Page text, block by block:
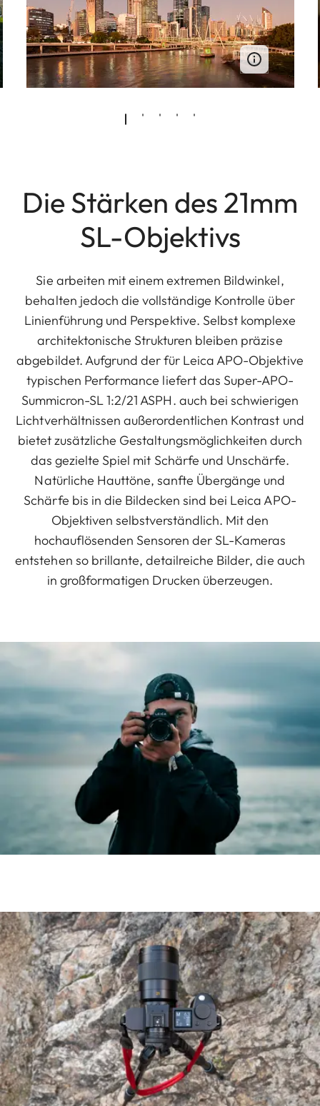
Die Stärken des 21mm
SL-Objektivs
Sie arbeiten mit einem extremen Bildwinkel,
behalten jedoch die vollständige Kontrolle über
Linienführung und Perspektive. Selbst komplexe
architektonische Strukturen bleiben präzise
abgebildet. Aufgrund der für Leica APO-Objektive
typischen Performance liefert das Super-APO-
Summicron-SL 1:2/21 ASPH. auch bei schwierigen
Lichtverhältnissen außerordentlichen Kontrast und
bietet zusätzliche Gestaltungsmöglichkeiten durch
das gezielte Spiel mit Schärfe und Unschärfe.
Natürliche Hauttöne, sanfte Übergänge und
Schärfe bis in die Bildecken sind bei Leica APO-
Objektiven selbstverständlich. Mit den
hochauflösenden Sensoren der SL-Kameras
entstehen so brillante, detailreiche Bilder, die auch
in großformatigen Drucken überzeugen.